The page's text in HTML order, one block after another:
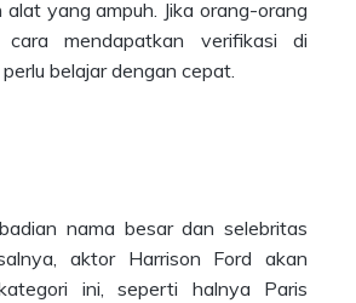
yang ampuh. Jika orang-orang
mendapatkan verifikasi di
belajar dengan cepat.
nama besar dan selebritas
aktor Harrison Ford akan
ini, seperti halnya Paris